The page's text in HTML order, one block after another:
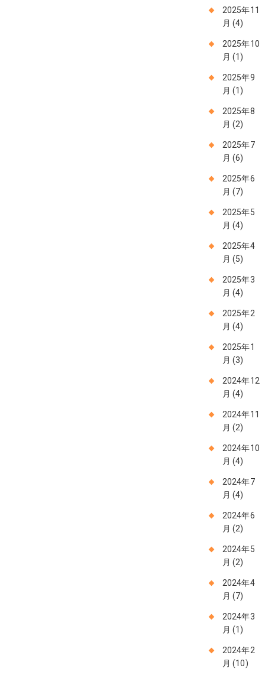
2025年11
月 (4)
2025年10
月 (1)
2025年9
月 (1)
2025年8
月 (2)
2025年7
月 (6)
2025年6
月 (7)
2025年5
月 (4)
2025年4
月 (5)
2025年3
月 (4)
2025年2
月 (4)
2025年1
月 (3)
2024年12
月 (4)
2024年11
月 (2)
2024年10
月 (4)
2024年7
月 (4)
2024年6
月 (2)
2024年5
月 (2)
2024年4
月 (7)
2024年3
月 (1)
2024年2
月 (10)